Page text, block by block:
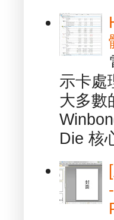
示卡處
大多數
Die 核